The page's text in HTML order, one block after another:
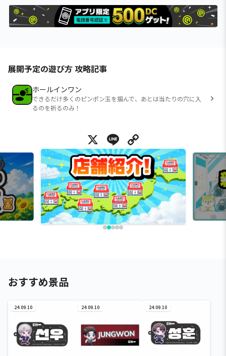
展開予定の遊び方 攻略記事
ホールインワン
できるだけ多くのピンポン玉を掴んで、あとは当たりの穴に入
るのを祈るのみ！
X Line
おすすめ景品
24.09.10 24.09.10 24.09.10